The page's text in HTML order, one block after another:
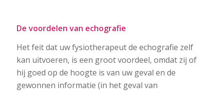
De voordelen van echografie
Het feit dat uw fysiotherapeut de echografie zelf
kan uitvoeren, is een groot voordeel, omdat zij of
hij goed op de hoogte is van uw geval en de
gewonnen informatie (in het geval van